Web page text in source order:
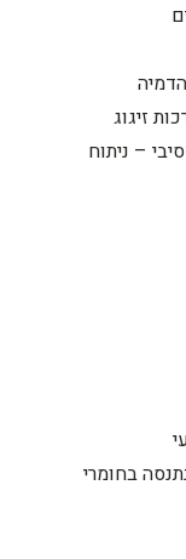
זיגוג
– ניתוח
בחומרי